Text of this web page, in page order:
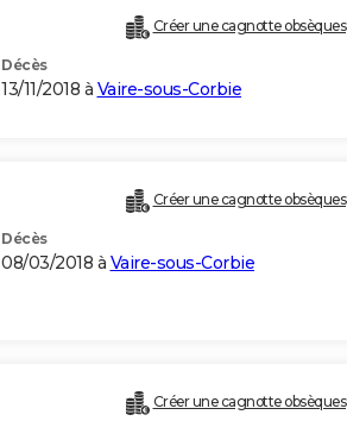
Créer une cagnotte obsèques
Décès
13/11/2018 à Vaire-sous-Corbie
Créer une cagnotte obsèques
Décès
08/03/2018 à Vaire-sous-Corbie
Créer une cagnotte obsèques